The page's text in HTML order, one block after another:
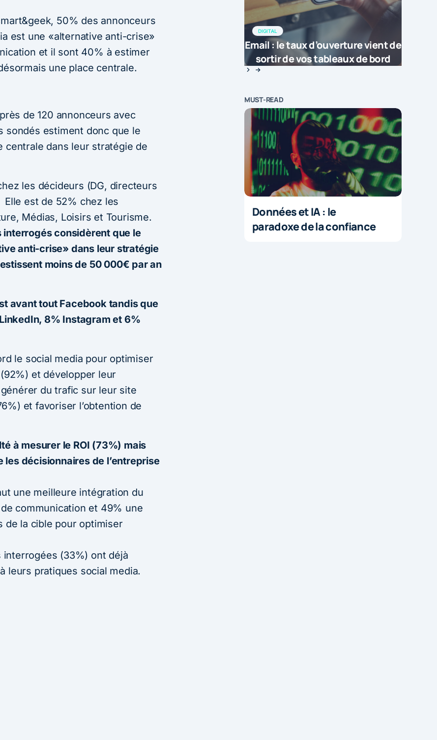
50% des annonceurs
est une «alternative anti-crise»
et il sont 40% à estimer
une place centrale.
de 120 annonceurs avec
sondés estiment donc que le
centrale dans leur stratégie de
les décideurs (DG, directeurs
est de 52% chez les
Médias, Loisirs et Tourisme.
interrogés considèrent que le
anti-crise» dans leur stratégie
moins de 50 000€ par an
avant tout Facebook tandis que
8% Instagram et 6%
le social media pour optimiser
et développer leur
du trafic sur leur site
et favoriser l’obtention de
à mesurer le ROI (73%) mais
décisionnaires de l’entreprise
une meilleure intégration du
communication et 49% une
de la cible pour optimiser
(33%) ont déjà
leurs pratiques social media.
DIGITAL
Email : le taux d’ouverture vient de
sortir de vos tableaux de bord
MUST-READ
Données et IA : le
paradoxe de la confiance